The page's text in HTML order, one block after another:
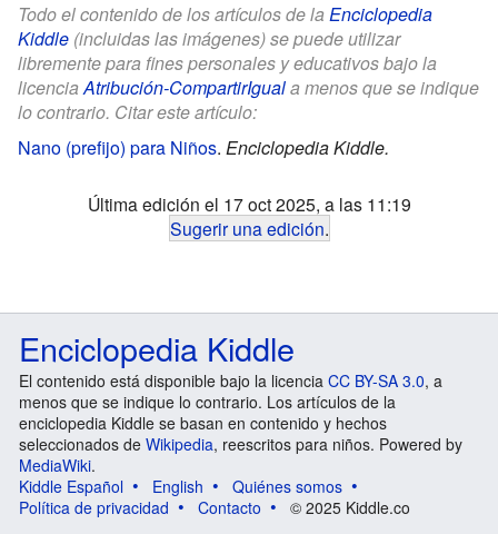
Todo el contenido de los artículos de la Enciclopedia
Kiddle (incluidas las imágenes) se puede utilizar
libremente para fines personales y educativos bajo la
licenciaAtribución-CompartirIguala menos que se indique
lo contrario. Citar este artículo:
Nano (prefijo) para Niños. Enciclopedia Kiddle.
Última edición el 17 oct 2025, a las 11:19
Sugerir una edición.
Enciclopedia Kiddle
El contenido está disponible bajo la licencia CC BY-SA 3.0, a
menos que se indique lo contrario. Los artículos de la
enciclopedia Kiddle se basan en contenido y hechos
seleccionados de Wikipedia, reescritos para niños. Powered by
MediaWiki.
Kiddle Español
English
Quiénes somos
Política de privacidad
Contacto © 2025 Kiddle.co